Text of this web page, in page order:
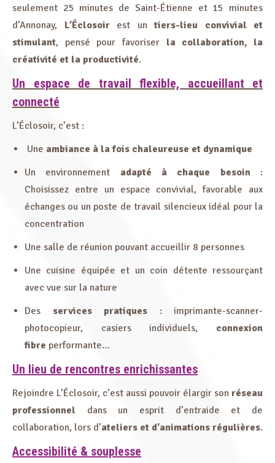
seulement 25 minutes de Saint-Étienne et 15 minutes
d’Annonay, L’Éclosoirest untiers-lieu convivial et
stimulant, pensé pour favoriser la collaboration, la
créativité et la productivité.
Un espace de travail flexible, accueillant et
connecté
L’Éclosoir, c’est :
Une ambiance à la fois chaleureuse et dynamique
Un environnement adapté à chaque besoin:
Choisissez entre un espace convivial, favorable aux
échanges ou un poste de travail silencieux idéal pour la
concentration
Une salle de réunion pouvant accueillir 8 personnes
Une cuisine équipée et un coin détente ressourçant
avec vue sur la nature
Des services pratiques : imprimante-scanner-
photocopieur, casiers individuels, connexion
fibre performante…
Un lieu de rencontres enrichissantes
Rejoindre L’Éclosoir, c’est aussi pouvoir élargir son réseau
professionnel dans un esprit d’entraide et de
collaboration, lors d’ateliers et d’animations régulières.
Accessibilité & souplesse